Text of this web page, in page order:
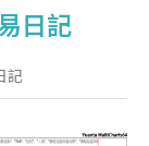
日記
記